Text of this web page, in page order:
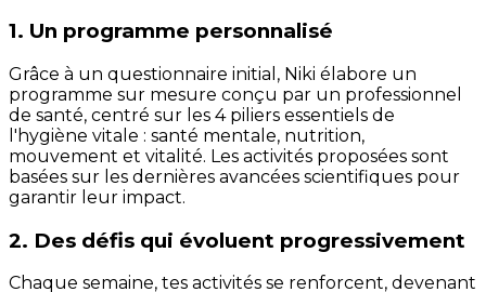
1. Un programme personnalisé
Grâce à un questionnaire initial, Niki élabore un
programme sur mesure conçu par un professionnel
de santé, centré sur les 4 piliers essentiels de
l'hygiène vitale : santé mentale, nutrition,
mouvement et vitalité. Les activités proposées sont
basées sur les dernières avancées scientifiques pour
garantir leur impact.
2. Des défis qui évoluent progressivement
Chaque semaine, tes activités se renforcent, devenant